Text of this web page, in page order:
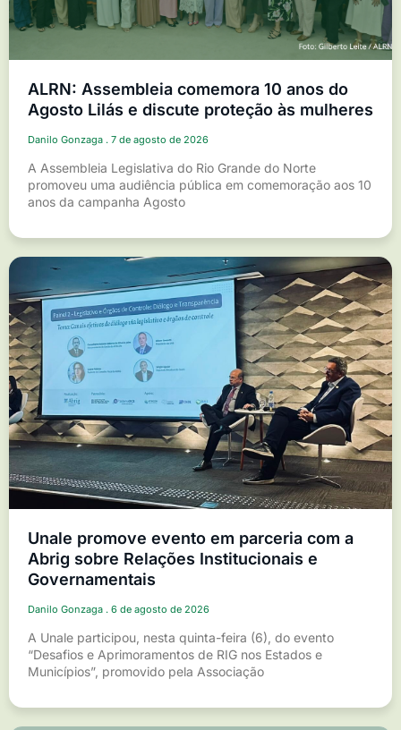
ALRN: Assembleia comemora 10 anos do
Agosto Lilás e discute proteção às mulheres
Danilo Gonzaga 7 de agosto de 2026
A Assembleia Legislativa do Rio Grande do Norte
promoveu uma audiência pública em comemoração aos 10
anos da campanha Agosto
Unale promove evento em parceria com a
Abrig sobre Relações Institucionais e
Governamentais
Danilo Gonzaga 6 de agosto de 2026
A Unale participou, nesta quinta-feira (6), do evento
“Desafios e Aprimoramentos de RIG nos Estados e
Municípios”, promovido pela Associação